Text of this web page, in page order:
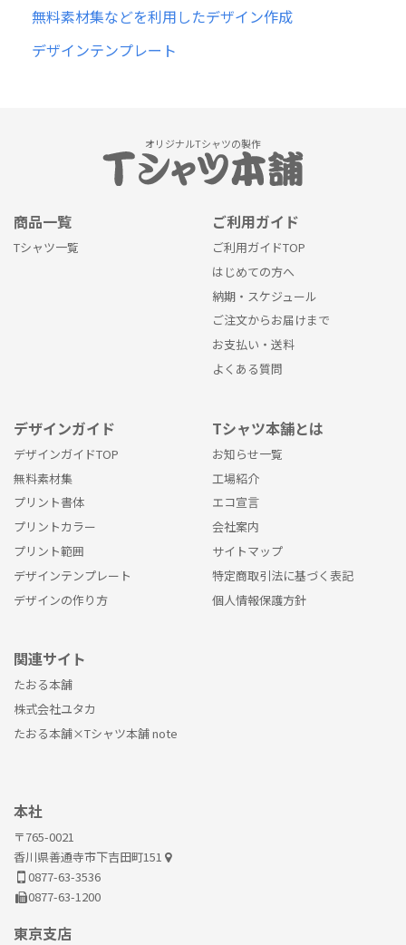
無料素材集などを利用したデザイン作成
デザインテンプレート
オリジナルTシャツの製作
商品一覧
Tシャツ一覧
ご利用ガイド
ご利用ガイドTOP
はじめての方へ
納期・スケジュール
ご注文からお届けまで
お支払い・送料
よくある質問
デザインガイド
デザインガイドTOP
無料素材集
プリント書体
プリントカラー
プリント範囲
デザインテンプレート
デザインの作り方
Tシャツ本舗とは
お知らせ一覧
工場紹介
エコ宣言
会社案内
サイトマップ
特定商取引法に基づく表記
個人情報保護方針
関連サイト
たおる本舗
株式会社ユタカ
たおる本舗×Tシャツ本舗 note
本社
〒765-0021
香川県善通寺市下吉田町151
0877-63-3536
0877-63-1200
東京支店